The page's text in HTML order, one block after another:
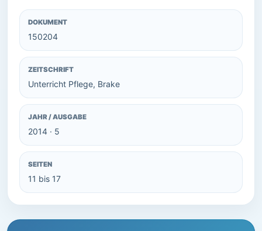
DOKUMENT
150204
ZEITSCHRIFT
Unterricht Pflege, Brake
JAHR / AUSGABE
2014 · 5
SEITEN
11 bis 17